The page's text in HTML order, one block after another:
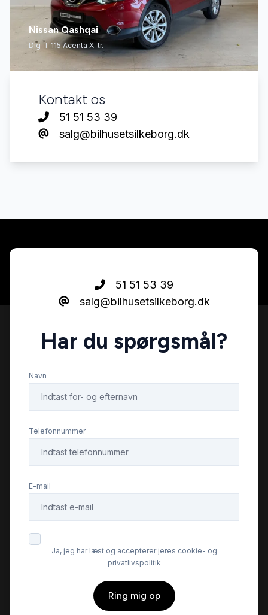
Nissan Qashqai
Dig-T 115 Acenta X-tr.
Kontakt os
51 51 53 39
salg@bilhusetsilkeborg.dk
51 51 53 39
salg@bilhusetsilkeborg.dk
Har du spørgsmål?
Navn
Telefonnummer
E-mail
Ja, jeg har læst og accepterer jeres cookie- og
privatlivspolitik
Ring mig op